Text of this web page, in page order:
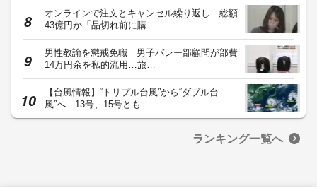
オンラインで注文とキャンセル繰り返し 総額
43億円か「品切れ前に購…
男性教諭を懲戒免職 男子バレー部顧問が部費
14万円余を私的流用…旅…
【台風情報】“トリプル台風”から“ダブル台
風”へ 13号、15号とも…
ランキング一覧へ